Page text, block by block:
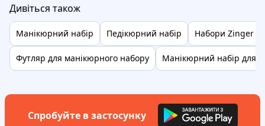
Дивіться також
Манікюрний набір Педікюрний набір Набори Zinger
Футляр для манікюрного набору Манікюрний набір для
Спробуйте в застосунку